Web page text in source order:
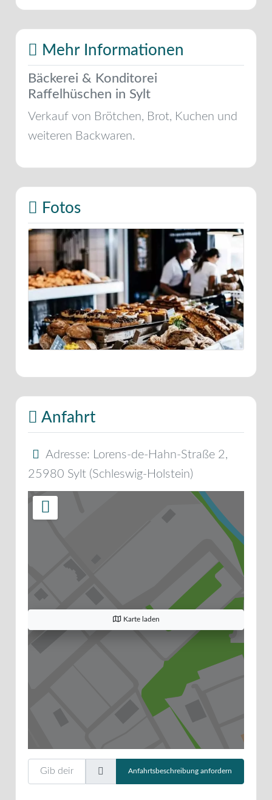
Mehr Informationen
Bäckerei & Konditorei
Raffelhüschen in Sylt
Verkauf von Brötchen, Brot, Kuchen und
weiteren Backwaren.
Fotos
Anfahrt
Adresse: Lorens-de-Hahn-Straße 2,
25980 Sylt (Schleswig-Holstein)
Karte laden
Gib deinen Standort ein.
Anfahrtsbeschreibung anfordern